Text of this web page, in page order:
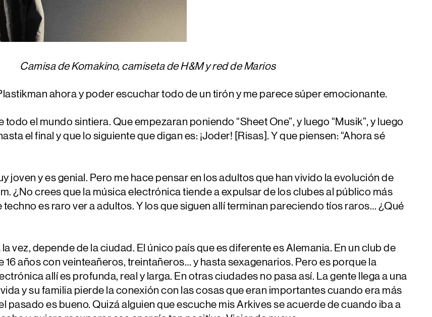
Camisa de Komakino, camiseta de H&M y red de Marios
ahora y poder escuchar todo de un tirón y me parece súper emocionante.
todo el mundo sintiera. Que empezaran poniendo “Sheet One”, y luego “Musik”, y luego
el final y que lo siguiente que digan es: ¡Joder! [Risas]. Y que piensen: “Ahora sé
joven y es genial. Pero me hace pensar en los adultos que han vivido la evolución de
¿No crees que la música electrónica tiende a expulsar de los clubes al público más
techno es raro ver a adultos. Y los que siguen allí terminan pareciendo tíos raros… ¿Qué
vez, depende de la ciudad. El único país que es diferente es Alemania. En un club de
16 años con veinteañeros, treintañeros… y hasta sexagenarios. Pero es porque la
allí es profunda, real y larga. En otras ciudades no pasa así. La gente llega a una
y su familia pierde la conexión con las cosas que eran importantes cuando era más
pasado es bueno. Quizá alguien que escuche mis Arkives se acuerde de cuando iba a